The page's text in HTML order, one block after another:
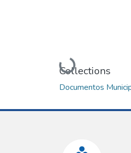
Loading...
Collections
Documentos